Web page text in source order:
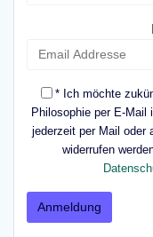
* Ich möchte
Philosophie per E-Mail
jederzeit per Mail oder
widerrufen